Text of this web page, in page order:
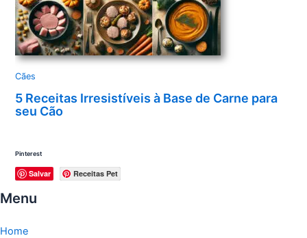
Cães
5 Receitas Irresistíveis à Base de Carne para
seu Cão
Pinterest
Salvar Receitas Pet
Menu
Home